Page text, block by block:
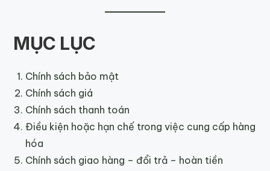
MỤC LỤC
Chính sách bảo mật
Chính sách giá
Chính sách thanh toán
Điều kiện hoặc hạn chế trong việc cung cấp hàng
hóa
Chính sách giao hàng – đổi trả – hoàn tiền